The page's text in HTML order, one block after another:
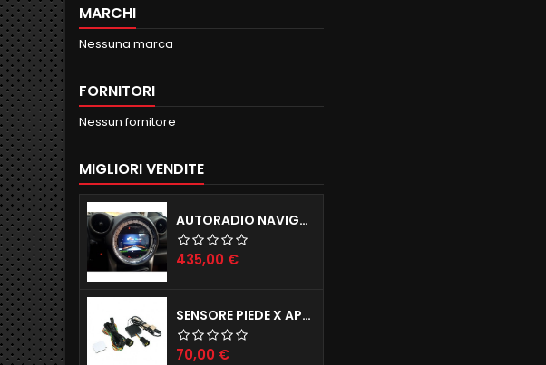
MARCHI
Nessuna marca
FORNITORI
Nessun fornitore
MIGLIORI VENDITE
AUTORADIO NAVIGATORE R56 57 60 ANDROID 12.0 QUADCORE WIFI 2GB RAM 16GB ROM
Prezzo
435,00 €
SENSORE PIEDE X APERTURA PORTELLONE ELETTRICO TAILGATE X TUTTE LE AUTO
Prezzo
70,00 €